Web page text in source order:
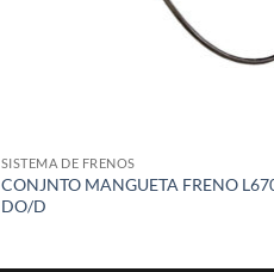
SISTEMA DE FRENOS
CONJNTO MANGUETA FRENO
DO/D